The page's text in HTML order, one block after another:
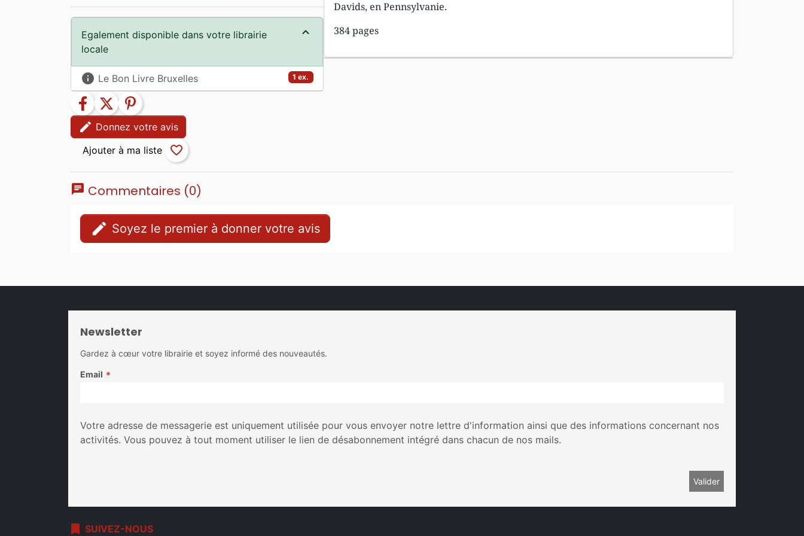
Davids, en Pennsylvanie.
384 pages
Egalement disponible dans votre librairie
locale
1 ex.
info Le Bon Livre Bruxelles
facebook twitter
pinterest
edit Donnez votre avis
favorite_border
chat Commentaires (0)
edit Soyez le premier à donner votre avis
Newsletter
Gardez à cœur votre librairie et soyez informé des nouveautés.
Email *
Votre adresse de messagerie est uniquement utilisée pour vous envoyer notre lettre d'information ainsi que des informations concernant nos
activités. Vous pouvez à tout moment utiliser le lien de désabonnement intégré dans chacun de nos mails.
bookmark SUIVEZ-NOUS